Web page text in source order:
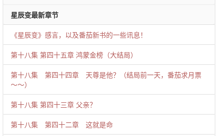
星辰变最新章节
《星辰变》感言，以及番茄新书的一些讯息！
第十八集 第四十五章 鸿蒙金榜（大结局）
第十八集 第四十四章 天尊是他？（结局前一天，番茄求月票
～～）
第十八集 第四十三章 父亲？
第十八集 第四十二章 这就是命